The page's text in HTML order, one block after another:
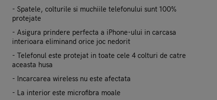
- Spatele, colturile si muchiile telefonului sunt 100%
protejate
- Asigura prindere perfecta a iPhone-ului in carcasa
interioara eliminand orice joc nedorit
- Telefonul este protejat in toate cele 4 colturi de catre
aceasta husa
- Incarcarea wireless nu este afectata
- La interior este microfibra moale